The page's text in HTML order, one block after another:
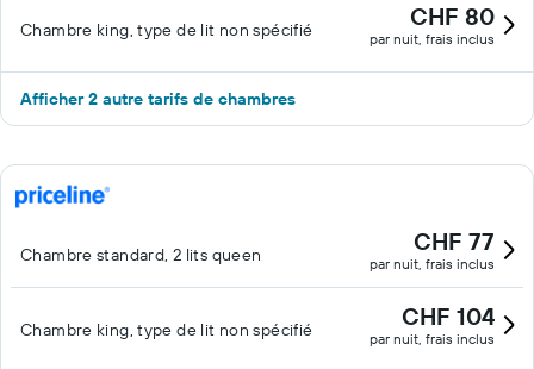
Chambre king, type de lit non spécifié CHF 80
par nuit, frais inclus
Afficher 2 autre tarifs de chambres
Chambre standard, 2 lits queen CHF 77
par nuit, frais inclus
Chambre king, type de lit non spécifié CHF 104
par nuit, frais inclus